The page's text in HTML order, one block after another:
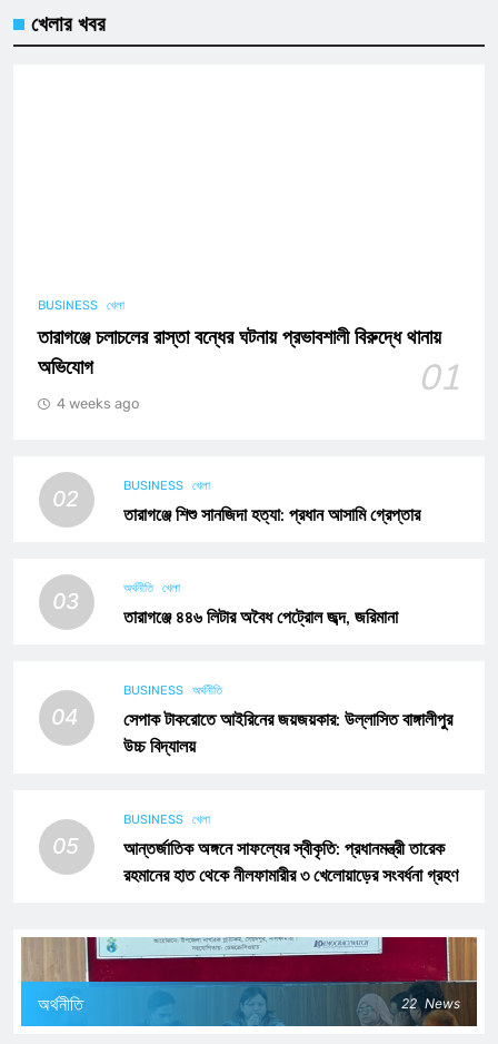
খেলার খবর
BUSINESS খেলা
তারাগঞ্জে চলাচলের রাস্তা বন্ধের ঘটনায় প্রভাবশালী বিরুদ্ধে থানায়
অভিযোগ
01
4 weeks ago
02 BUSINESS খেলা
তারাগঞ্জে শিশু সানজিদা হত্যা: প্রধান আসামি গ্রেপ্তার
03 অর্থনীতি খেলা
তারাগঞ্জে ৪৪৬ লিটার অবৈধ পেট্রোল জব্দ, জরিমানা
04
BUSINESS অর্থনীতি
সেপাক টাকরোতে আইরিনের জয়জয়কার: উল্লাসিত বাঙ্গালীপুর
উচ্চ বিদ্যালয়
05
BUSINESS খেলা
আন্তর্জাতিক অঙ্গনে সাফল্যের স্বীকৃতি: প্রধানমন্ত্রী তারেক
রহমানের হাত থেকে নীলফামারীর ৩ খেলোয়াড়ের সংবর্ধনা গ্রহণ
অর্থনীতি 22 News